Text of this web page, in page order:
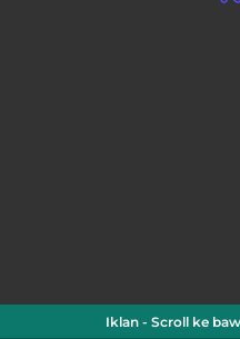
Iklan - Scroll ke